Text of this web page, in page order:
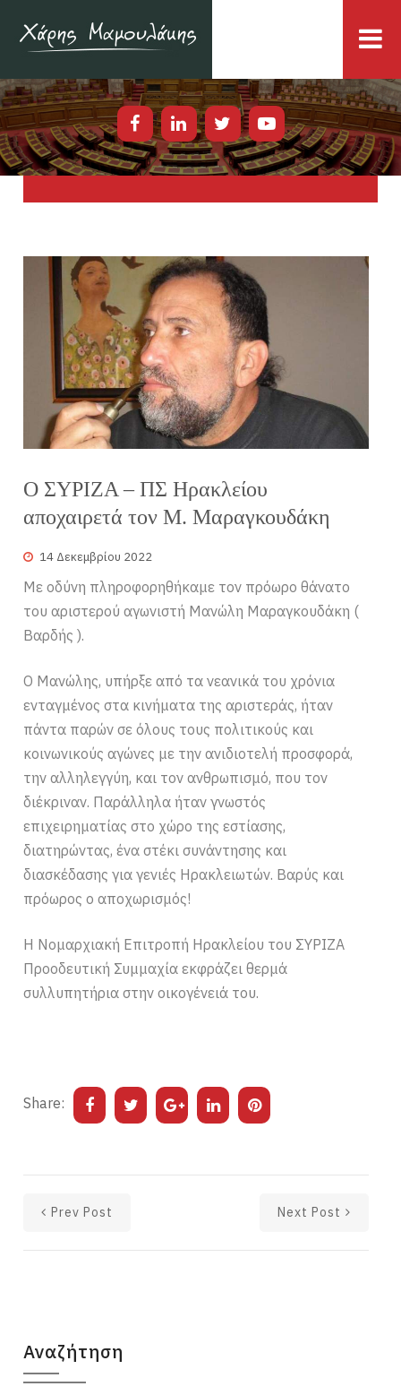
Ο ΣΥΡΙΖΑ – ΠΣ Ηρακλείου
αποχαιρετά τον Μ. Μαραγκουδάκη
14 Δεκεμβρίου 2022
Με οδύνη πληροφορηθήκαμε τον πρόωρο θάνατο
του αριστερού αγωνιστή Μανώλη Μαραγκουδάκη (
Βαρδής ).
Ο Μανώλης, υπήρξε από τα νεανικά του χρόνια
ενταγμένος στα κινήματα της αριστεράς, ήταν
πάντα παρών σε όλους τους πολιτικούς και
κοινωνικούς αγώνες με την ανιδιοτελή προσφορά,
την αλληλεγγύη, και τον ανθρωπισμό, που τον
διέκριναν. Παράλληλα ήταν γνωστός
επιχειρηματίας στο χώρο της εστίασης,
διατηρώντας, ένα στέκι συνάντησης και
διασκέδασης για γενιές Ηρακλειωτών. Βαρύς και
πρόωρος ο αποχωρισμός!
Η Νομαρχιακή Επιτροπή Ηρακλείου του ΣΥΡΙΖΑ
Προοδευτική Συμμαχία εκφράζει θερμά
συλλυπητήρια στην οικογένειά του.
Share:
Prev Post Next Post
Αναζήτηση